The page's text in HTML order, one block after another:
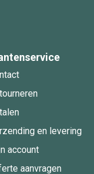
en levering
account
aanvragen